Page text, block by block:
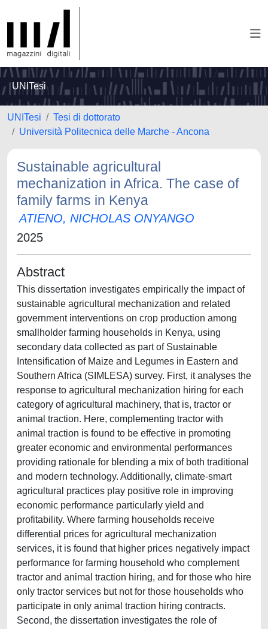
UNITesi
UNITesi
Tesi di dottorato
Università Politecnica delle Marche - Ancona
Sustainable agricultural
mechanization in Africa. The case of
family farms in Kenya
ATIENO, NICHOLAS ONYANGO
2025
Abstract
This dissertation investigates empirically the impact of
sustainable agricultural mechanization and related
government interventions on crop production among
smallholder farming households in Kenya, using
secondary data collected as part of Sustainable
Intensification of Maize and Legumes in Eastern and
Southern Africa (SIMLESA) survey. First, it analyses the
response to agricultural mechanization hiring for each
category of agricultural machinery, that is, tractor or
animal traction. Here, complementing tractor with
animal traction is found to be effective in promoting
greater economic and environmental performances
providing rationale for blending a mix of both traditional
and modern technology. Additionally, climate-smart
agricultural practices play positive role in improving
economic performance particularly yield and
profitability. Where farming households receive
differential prices for agricultural mechanization
services, it is found that higher prices negatively impact
performance for farming household who complement
tractor and animal traction hiring, and for those who hire
only tractor services but not for those households who
participate in only animal traction hiring contracts.
Second, the dissertation investigates the role of